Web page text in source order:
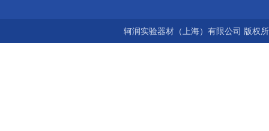
轲润实验器材（上海）有限公司 版权